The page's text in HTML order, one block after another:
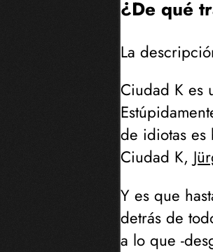
¿De qué
La
Ciudad K es
de idiotas es
Ciudad K,
Y es que
detrás de
a lo que -